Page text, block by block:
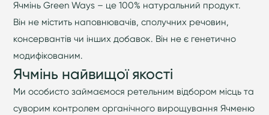
Ячмінь Green Ways – це 100% натуральний продукт.
Він не містить наповнювачів, сполучних речовин,
консервантів чи інших добавок. Він не є генетично
модифікованим.
Ячмінь найвищої якості
Ми особисто займаємося ретельним відбором місць та
суворим контролем органічного вирощування Ячменю